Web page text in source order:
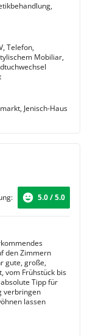
Telefon,
Mobiliar,
Jenisch-Haus
5.0 / 5.0
den Zimmern
gute, große,
vom Frühstück bis
Tipp für
verbringen
lassen